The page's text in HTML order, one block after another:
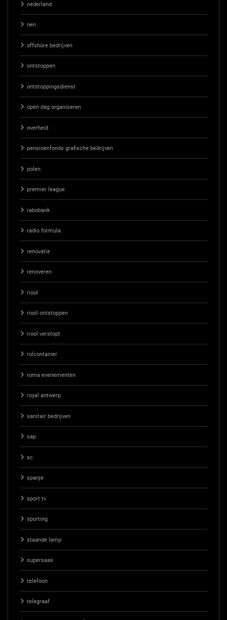
nederland
nen
offshore bedrijven
ontstoppen
ontstoppingsdienst
open dag organiseren
overheid
pensioenfonds grafische bedrijven
polen
premier league
rabobank
radio formula
renovatie
renoveren
riool
riool ontstoppen
riool verstopt
rolcontainer
roma evenementen
royal antwerp
sanitair bedrijven
sap
sc
spanje
sport tv
sporting
staande lamp
supersaas
telefoon
telegraaf